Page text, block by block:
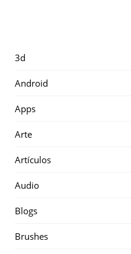
3d
Android
Apps
Arte
Artículos
Audio
Blogs
Brushes